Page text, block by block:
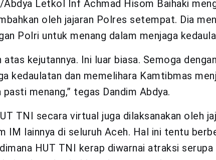
Abdya Letkol Inf Achmad Hisom Baihaki
oleh jajaran Polres setempat. Dia
Polri untuk menang dalam menjaga
atas kejutannya. Ini luar biasa. Semoga
kedaulatan dan memelihara Kamtibmas
menang,” tegas Dandim Abdya.
TNI secara virtual juga dilaksanakan oleh
IM lainnya di seluruh Aceh. Hal ini tentu
HUT TNI kerap diwarnai atraksi